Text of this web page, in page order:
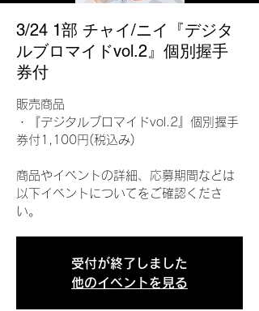
3/24 1部 チャイ/ニイ『デジタ
ルブロマイドvol.2』個別握手
券付
販売商品
・『デジタルブロマイドvol.2』個別握手
券付1,100円(税込み)
商品やイベントの詳細、応募期間などは
以下イベントについてをご確認くださ
い。
受付が終了しました
他のイベントを見る